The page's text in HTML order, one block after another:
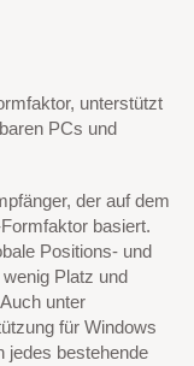
unterstützt
PCs und
der auf dem
basiert.
Positions- und
Platz und
unter
für Windows
jedes bestehende